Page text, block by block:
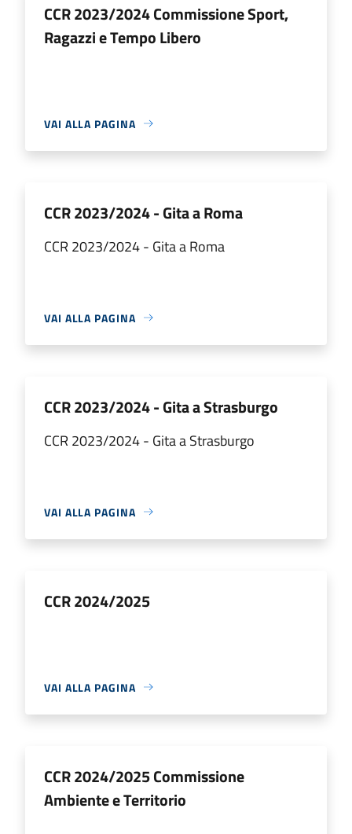
CCR 2023/2024 Commissione Sport,
Ragazzi e Tempo Libero
VAI ALLA PAGINA
CCR 2023/2024 - Gita a Roma
CCR 2023/2024 - Gita a Roma
VAI ALLA PAGINA
CCR 2023/2024 - Gita a Strasburgo
CCR 2023/2024 - Gita a Strasburgo
VAI ALLA PAGINA
CCR 2024/2025
VAI ALLA PAGINA
CCR 2024/2025 Commissione
Ambiente e Territorio